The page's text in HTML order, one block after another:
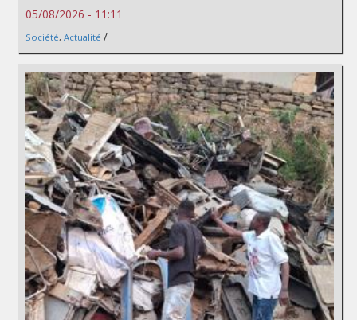
05/08/2026 - 11:11
Société, Actualité /